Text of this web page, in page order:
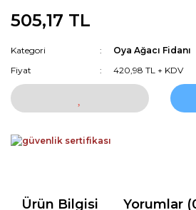
505,17 TL
Kategori
Oya Ağacı Fidanı
Fiyat
420,98 TL + KDV
Ürün Bilgisi Yorumlar